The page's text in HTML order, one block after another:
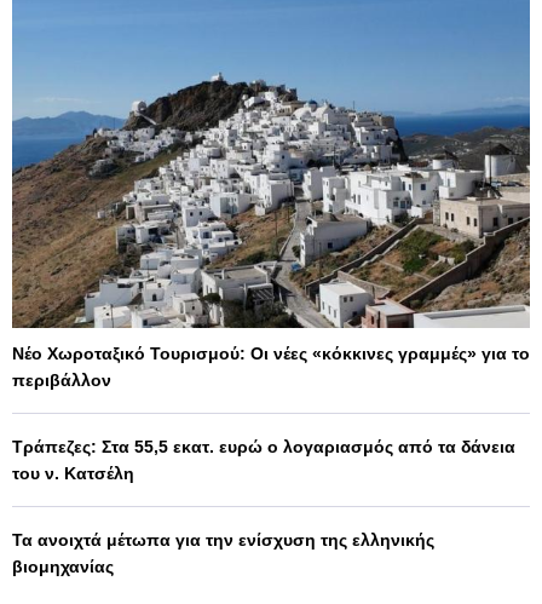
Νέο Χωροταξικό Τουρισμού: Οι νέες «κόκκινες γραμμές» για το
περιβάλλον
Τράπεζες: Στα 55,5 εκατ. ευρώ ο λογαριασμός από τα δάνεια
του ν. Κατσέλη
Τα ανοιχτά μέτωπα για την ενίσχυση της ελληνικής
βιομηχανίας